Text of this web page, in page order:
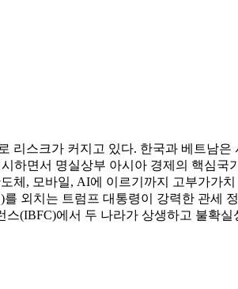
리스크가 커지고 있다. 한국과 베트남
하면서 명실상부 아시아 경제의 핵심
체, 모바일, AI에 이르기까지 고부가가
외치는 트럼프 대통령이 강력한 관세
(IBFC)에서 두 나라가 상생하고 불확